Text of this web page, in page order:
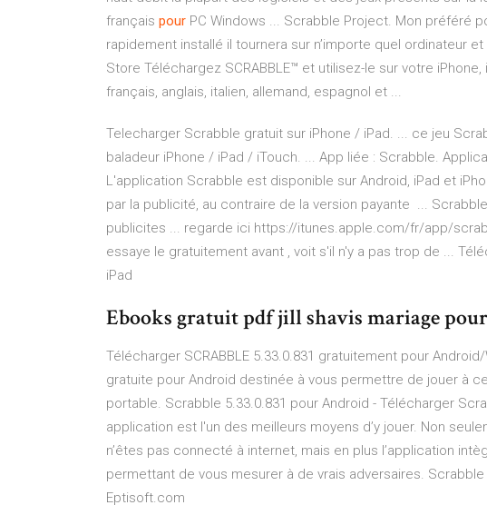
français pour PC Windows ... Scrabble Project. Mon préféré
rapidement installé il tournera sur n’importe quel ordinateur
Store Téléchargez SCRABBLE™ et utilisez-le sur votre
français, anglais, italien, allemand, espagnol et ...
Telecharger Scrabble gratuit sur iPhone / iPad. ... ce jeu
baladeur iPhone / iPad / iTouch. ... App liée : Scrabble.
L'application Scrabble est disponible sur Android, iPad et
par la publicité, au contraire de la version payante ...
publicites ... regarde ici https://itunes.apple.com/fr/app/
essaye le gratuitement avant , voit s'il n'y a pas trop de ...
iPad
Ebooks gratuit pdf jill shavis mariage pour
Télécharger SCRABBLE 5.33.0.831 gratuitement pour
gratuite pour Android destinée à vous permettre de jouer à
portable. Scrabble 5.33.0.831 pour Android - Télécharger
application est l'un des meilleurs moyens d’y jouer. Non
n’êtes pas connecté à internet, mais en plus l’application
permettant de vous mesurer à de vrais adversaires.
Eptisoft.com